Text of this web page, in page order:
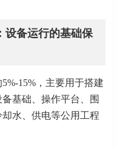
设备运行的基础保
5%-15%，主要用于搭建
基础、操作平台、围
水、供电等公用工程